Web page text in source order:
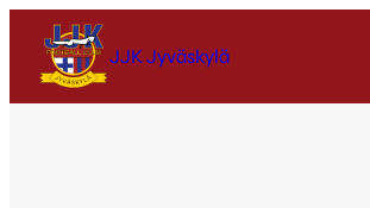
JJK Jyväskylä